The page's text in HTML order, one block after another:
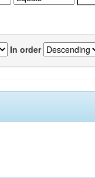
In order